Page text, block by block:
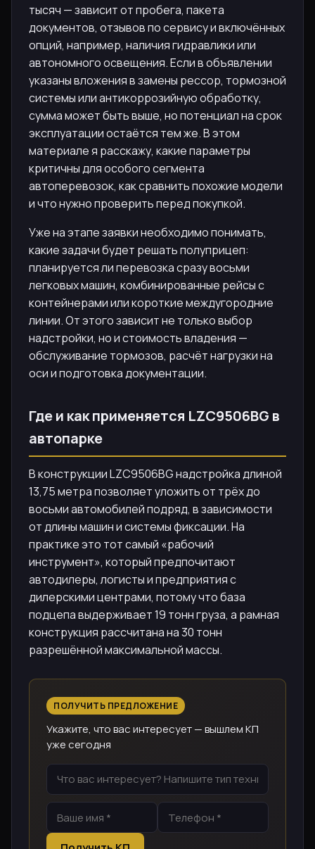
тысяч — зависит от пробега, пакета
документов, отзывов по сервису и включённых
опций, например, наличия гидравлики или
автономного освещения. Если в объявлении
указаны вложения в замены рессор, тормозной
системы или антикоррозийную обработку,
сумма может быть выше, но потенциал на срок
эксплуатации остаётся тем же. В этом
материале я расскажу, какие параметры
критичны для особого сегмента
автоперевозок, как сравнить похожие модели
и что нужно проверить перед покупкой.
Уже на этапе заявки необходимо понимать,
какие задачи будет решать полуприцеп:
планируется ли перевозка сразу восьми
легковых машин, комбинированные рейсы с
контейнерами или короткие междугородние
линии. От этого зависит не только выбор
надстройки, но и стоимость владения —
обслуживание тормозов, расчёт нагрузки на
оси и подготовка документации.
Где и как применяется LZC9506BG в
автопарке
В конструкции LZC9506BG надстройка длиной
13,75 метра позволяет уложить от трёх до
восьми автомобилей подряд, в зависимости
от длины машин и системы фиксации. На
практике это тот самый «рабочий
инструмент», который предпочитают
автодилеры, логисты и предприятия с
дилерскими центрами, потому что база
подцепа выдерживает 19 тонн груза, а рамная
конструкция рассчитана на 30 тонн
разрешённой максимальной массы.
ПОЛУЧИТЬ ПРЕДЛОЖЕНИЕ
Укажите, что вас интересует — вышлем КП
уже сегодня